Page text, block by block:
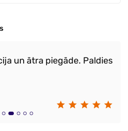
un ātra piegāde. Paldies